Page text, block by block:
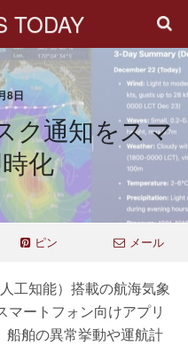
TODAY
8日
ク通知をスマ
化
ピン メール
工知能）搭載の航海気象
ートフォン向けアプリ
船舶の異常挙動や運航計